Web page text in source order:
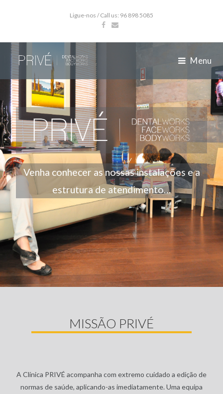
Ligue-nos / Call us: 96 898 5085
Menu
Venha conhecer as nossas instalações e a
estrutura de atendimento…
MISSÃO PRIVÉ
A Clínica PRIVÉ acompanha com extremo cuidado a edição de
normas de saúde, aplicando-as imediatamente. Uma equipa